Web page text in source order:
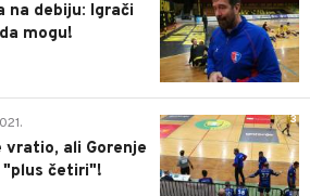
na debiju: Igrači
mogu!
3
vratio, ali Gorenje
"plus četiri"!